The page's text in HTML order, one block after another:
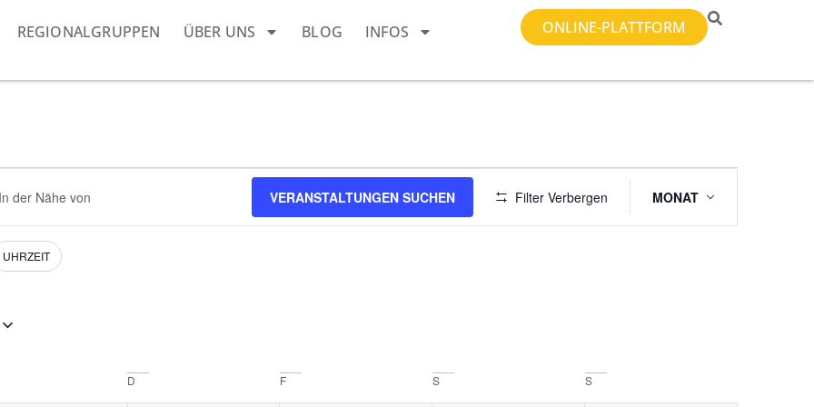
REGIONALGRUPPEN ÜBER UNS BLOG INFOS ONLINE-PLATTFORM
VERANSTALTUNGEN SUCHEN Filter Verbergen
Ansichten-
MONAT
UHRZEIT
D F S S